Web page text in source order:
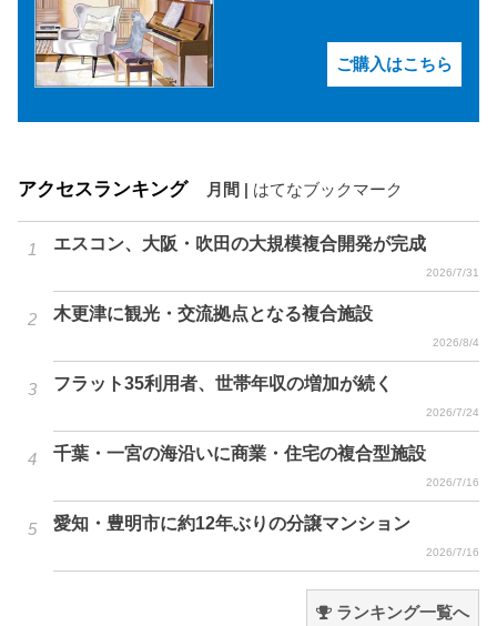
ご購入はこちら
アクセスランキング 月間 はてなブックマーク
エスコン、大阪・吹田の大規模複合開発が完成
2026/7/31
木更津に観光・交流拠点となる複合施設
2026/8/4
フラット35利用者、世帯年収の増加が続く
2026/7/24
千葉・一宮の海沿いに商業・住宅の複合型施設
2026/7/16
愛知・豊明市に約12年ぶりの分譲マンション
2026/7/16
ランキング一覧へ